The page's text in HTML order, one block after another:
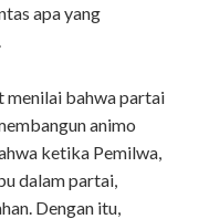
apa yang
menilai bahwa partai
animo
ketika Pemilwa,
dalam partai,
Dengan itu,